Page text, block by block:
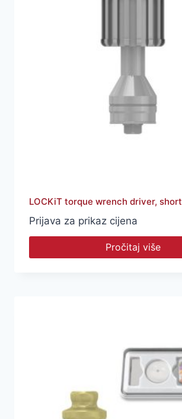
LOCKiT torque wrench driver, short
Prijava za prikaz cijena
Pročitaj više